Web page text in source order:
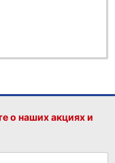
о наших акциях и